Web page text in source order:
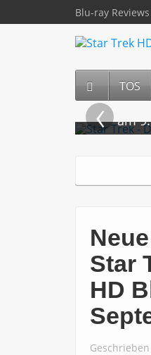
Blu-ray
TOS
am
‹
Star
HD